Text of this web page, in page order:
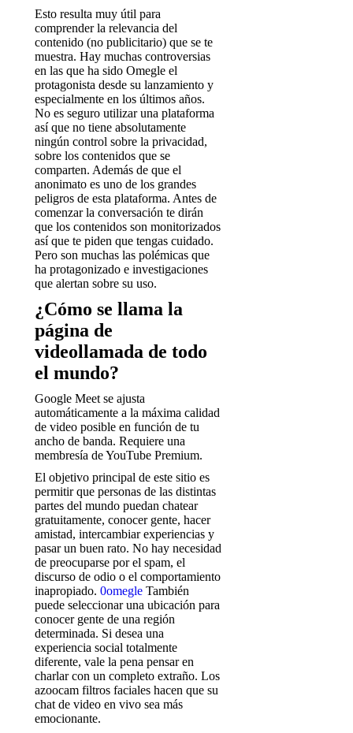
Esto resulta muy útil para
comprender la relevancia del
contenido (no publicitario) que se te
muestra. Hay muchas controversias
en las que ha sido Omegle el
protagonista desde su lanzamiento y
especialmente en los últimos años.
No es seguro utilizar una plataforma
así que no tiene absolutamente
ningún control sobre la privacidad,
sobre los contenidos que se
comparten. Además de que el
anonimato es uno de los grandes
peligros de esta plataforma. Antes de
comenzar la conversación te dirán
que los contenidos son monitorizados
así que te piden que tengas cuidado.
Pero son muchas las polémicas que
ha protagonizado e investigaciones
que alertan sobre su uso.
¿Cómo se llama la
página de
videollamada de todo
el mundo?
Google Meet se ajusta
automáticamente a la máxima calidad
de video posible en función de tu
ancho de banda. Requiere una
membresía de YouTube Premium.
El objetivo principal de este sitio es
permitir que personas de las distintas
partes del mundo puedan chatear
gratuitamente, conocer gente, hacer
amistad, intercambiar experiencias y
pasar un buen rato. No hay necesidad
de preocuparse por el spam, el
discurso de odio o el comportamiento
inapropiado. 0omegle También
puede seleccionar una ubicación para
conocer gente de una región
determinada. Si desea una
experiencia social totalmente
diferente, vale la pena pensar en
charlar con un completo extraño. Los
azoocam filtros faciales hacen que su
chat de video en vivo sea más
emocionante.